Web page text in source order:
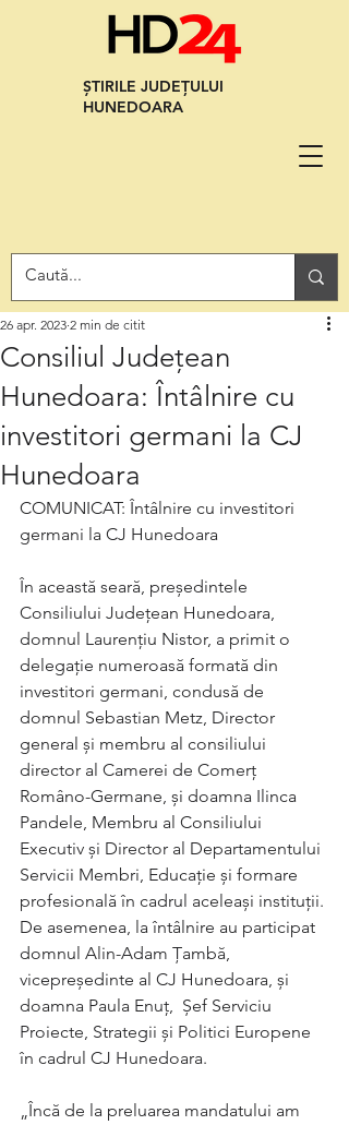
ȘTIRILE JUDEȚULUI
HUNEDOARA
Consiliul Județean
Hunedoara: Întâlnire cu
investitori germani la CJ
Hunedoara
26 apr. 2023 2 min de citit
COMUNICAT: Întâlnire cu investitori
germani la CJ Hunedoara
În această seară, președintele
Consiliului Județean Hunedoara,
domnul Laurențiu Nistor, a primit o
delegație numeroasă formată din
investitori germani, condusă de
domnul Sebastian Metz, Director
general și membru al consiliului
director al Camerei de Comerț
Româno-Germane, și doamna Ilinca
Pandele, Membru al Consiliului
Executiv și Director al Departamentului
Servicii Membri, Educație și formare
profesională în cadrul aceleași instituții.
De asemenea, la întâlnire au participat
domnul Alin-Adam Țambă,
vicepreședinte al CJ Hunedoara, și
doamna Paula Enuț,  Șef Serviciu
Proiecte, Strategii și Politici Europene
în cadrul CJ Hunedoara.
„Încă de la preluarea mandatului am